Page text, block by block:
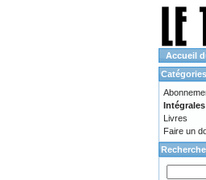
Accueil
Catégories
Intégrales
Livres
Faire un
Recherche